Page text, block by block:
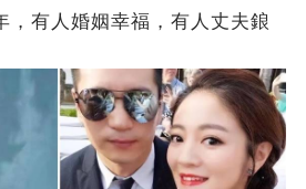
，有人婚姻幸福，有人丈夫鋃